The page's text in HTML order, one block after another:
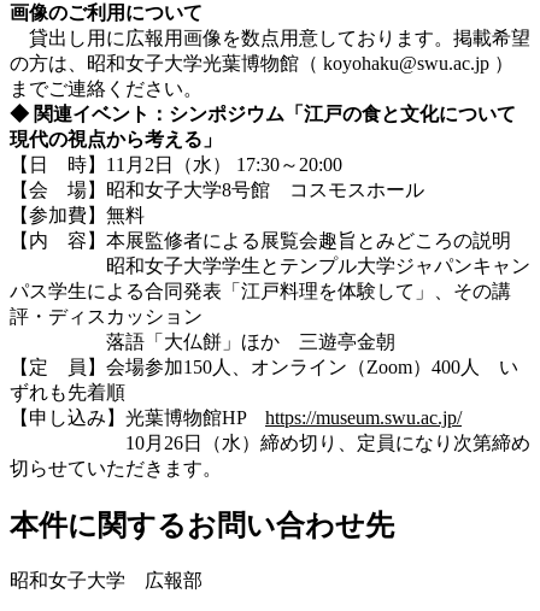
画像のご利用について
貸出し用に広報用画像を数点用意しております。掲載希望
の方は、昭和女子大学光葉博物館（ koyohaku@swu.ac.jp ）
までご連絡ください。
◆ 関連イベント：シンポジウム「江戸の食と文化について
現代の視点から考える」
【日 時】11月2日（水） 17:30～20:00
【会 場】昭和女子大学8号館 コスモスホール
【参加費】無料
【内 容】本展監修者による展覧会趣旨とみどころの説明
昭和女子大学学生とテンプル大学ジャパンキャン
パス学生による合同発表「江戸料理を体験して」、その講
評・ディスカッション
落語「大仏餅」ほか 三遊亭金朝
【定 員】会場参加150人、オンライン（Zoom）400人 い
ずれも先着順
【申し込み】光葉博物館HP https://museum.swu.ac.jp/
10月26日（水）締め切り、定員になり次第締め
切らせていただきます。
本件に関するお問い合わせ先
昭和女子大学 広報部